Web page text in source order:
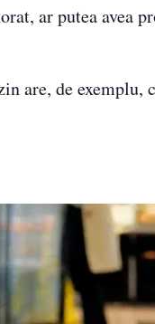
ar putea avea
are, de exemplu,